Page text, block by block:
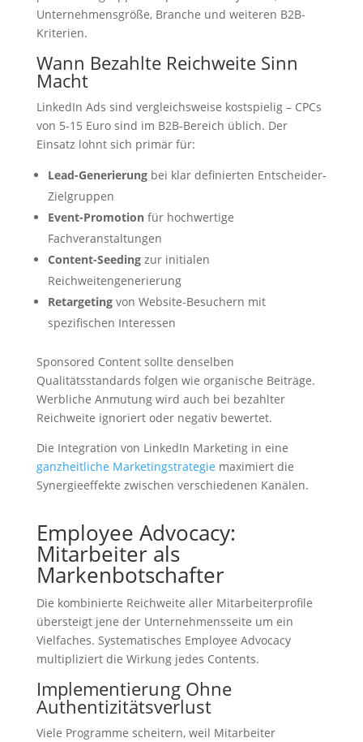
Unternehmensgröße, Branche und weiteren B2B-
Kriterien.
Wann Bezahlte Reichweite Sinn
Macht
LinkedIn Ads sind vergleichsweise kostspielig – CPCs
von 5-15 Euro sind im B2B-Bereich üblich. Der
Einsatz lohnt sich primär für:
Lead-Generierungbei klar definierten Entscheider-
Zielgruppen
Event-Promotionfür hochwertige
Fachveranstaltungen
Content-Seedingzur initialen
Reichweitengenerierung
Retargetingvon Website-Besuchern mit
spezifischen Interessen
Sponsored Content sollte denselben
Qualitätsstandards folgen wie organische Beiträge.
Werbliche Anmutung wird auch bei bezahlter
Reichweite ignoriert oder negativ bewertet.
Die Integration von LinkedIn Marketing in eine
ganzheitliche Marketingstrategie maximiert die
Synergieeffekte zwischen verschiedenen Kanälen.
Employee Advocacy:
Mitarbeiter als
Markenbotschafter
Die kombinierte Reichweite aller Mitarbeiterprofile
übersteigt jene der Unternehmensseite um ein
Vielfaches. Systematisches Employee Advocacy
multipliziert die Wirkung jedes Contents.
Implementierung Ohne
Authentizitätsverlust
Viele Programme scheitern, weil Mitarbeiter